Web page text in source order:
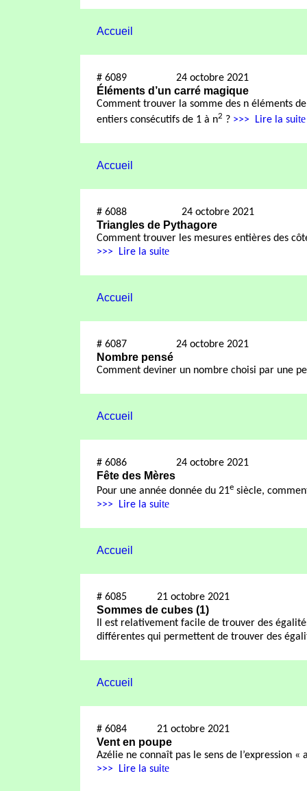
Accueil
# 6089 24 octobre 2021
Éléments d’un carré magique
Comment trouver la somme des n éléments
entiers consécutifs de 1 à n2 ? >>> Lire la suite
Accueil
# 6088 24 octobre 2021
Triangles de Pythagore
Comment trouver les mesures entières des
>>>
Lire la suite
Accueil
# 6087 24 octobre 2021
Nombre pensé
Comment deviner un nombre choisi par une
Accueil
# 6086 24 octobre 2021
Fête des Mères
Pour une année donnée du 21e siècle,
>>> Lire la suite
Accueil
# 6085 21 octobre 2021
Sommes de cubes (1)
Il est relativement facile de trouver des
différentes qui permettent de trouver des
Accueil
# 6084 21 octobre 2021
Vent en poupe
Azélie ne connaît pas le sens de l’expression
>>>
Lire la suite